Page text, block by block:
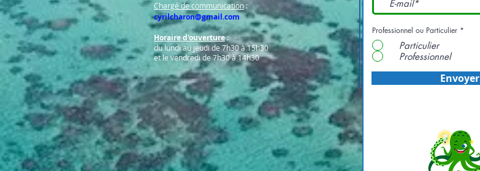
Chargé de communication :
cyrilcharon@gmail.com
Horaire d'ouverture:
du lundi au jeudi de 7h30 à 15h30
et le vendredi de 7h30 à 14h30
Professionnel ou Particulier *
Particulier
Professionnel
Envoyer